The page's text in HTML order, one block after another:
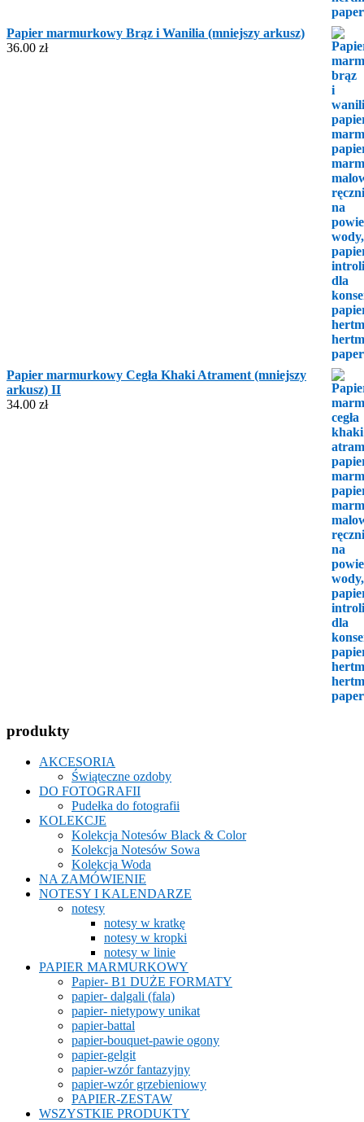
Papier marmurkowy Brąz i Wanilia (mniejszy arkusz)
36.00 zł
Papier marmurkowy Cegła Khaki Atrament (mniejszy
arkusz) II
34.00 zł
produkty
AKCESORIA
Świąteczne ozdoby
DO FOTOGRAFII
Pudełka do fotografii
KOLEKCJE
Kolekcja Notesów Black & Color
Kolekcja Notesów Sowa
Kolekcja Woda
NA ZAMÓWIENIE
NOTESY I KALENDARZE
notesy
notesy w kratkę
notesy w kropki
notesy w linie
PAPIER MARMURKOWY
Papier- B1 DUŻE FORMATY
papier- dalgali (fala)
papier- nietypowy unikat
papier-battal
papier-bouquet-pawie ogony
papier-gelgit
papier-wzór fantazyjny
papier-wzór grzebieniowy
PAPIER-ZESTAW
WSZYSTKIE PRODUKTY